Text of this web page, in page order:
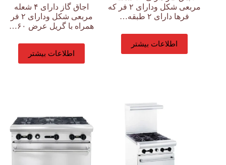
مربعی شکل ودارای ۲ فر که
فرها دارای ۲ طبقه…
اطلاعات بیشتر
اجاق گاز دارای ۴ شعله
مربعی شکل ودارای ۲ فر
همراه با گریل عرض ۶۰…
اطلاعات بیشتر